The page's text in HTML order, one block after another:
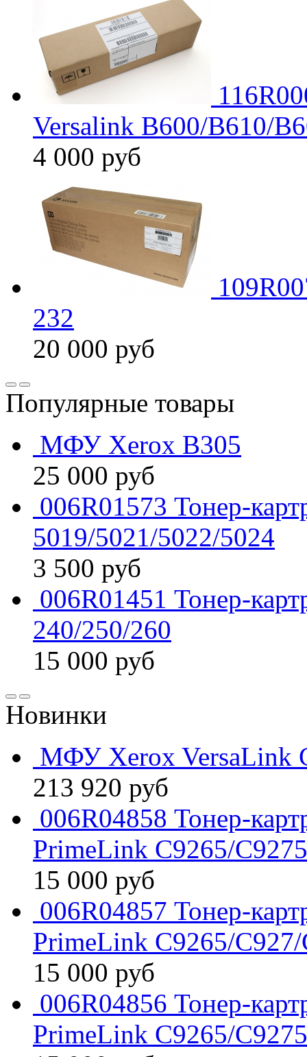
Versalink B600/B610/
4 000 руб
232
20 000 руб
Популярные товары
МФУ Xerox B305
25 000 руб
006R01573 Тонер-
5019/5021/5022/5024
3 500 руб
006R01451 Тонер-
240/250/260
15 000 руб
Новинки
МФУ Xerox VersaLink
213 920 руб
006R04858 Тонер-
PrimeLink C9265/
15 000 руб
006R04857 Тонер-
PrimeLink C9265/
15 000 руб
006R04856 Тонер-
PrimeLink C9265/